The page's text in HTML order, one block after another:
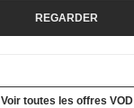
REGARDER
Voir toutes les offres VOD